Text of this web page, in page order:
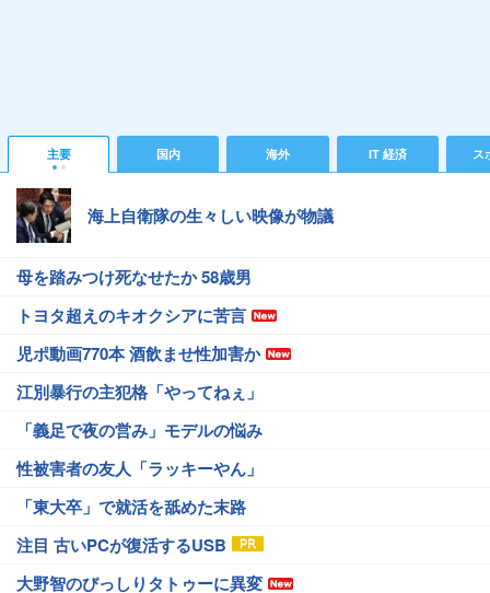
主要 国内 海外 IT 経済 ス
海上自衛隊の生々しい映像が物議
母を踏みつけ死なせたか 58歳男
トヨタ超えのキオクシアに苦言
児ポ動画770本 酒飲ませ性加害か
江別暴行の主犯格「やってねぇ」
「義足で夜の営み」モデルの悩み
性被害者の友人「ラッキーやん」
「東大卒」で就活を舐めた末路
注目 古いPCが復活するUSB
大野智のびっしりタトゥーに異変